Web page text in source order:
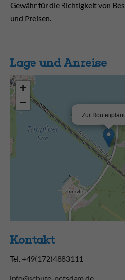
Gewähr für die Richtigkeit von
und Preisen.
Lage und Anreise
Zur
+
−
Kontakt
Tel. +49(172)4883111
info@schute-potsdam.de